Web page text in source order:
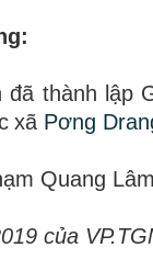
thành lập
xã Pơng
Quang
của